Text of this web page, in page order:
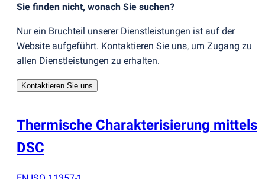
Sie finden nicht, wonach Sie suchen?
Nur ein Bruchteil unserer Dienstleistungen ist auf der
Website aufgeführt. Kontaktieren Sie uns, um Zugang zu
allen Dienstleistungen zu erhalten.
Kontaktieren Sie uns
Thermische Charakterisierung mittels
DSC